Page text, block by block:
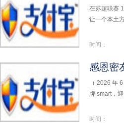
在苏超联赛
让一个本土
时间：
（ 2026 年
牌 smart，
时间：